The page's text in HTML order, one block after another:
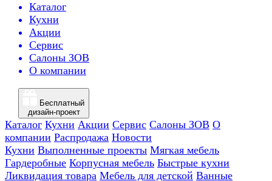
Каталог
Кухни
Акции
Сервис
Салоны ЗОВ
О компании
Бесплатный
дизайн-проект
Каталог Кухни Акции Сервис Салоны ЗОВ О
компании Распродажа Новости
Кухни Выполненные проекты Мягкая мебель
Гардеробные Корпусная мебель Быстрые кухни
Ликвидация товара Мебель для детской Ванные